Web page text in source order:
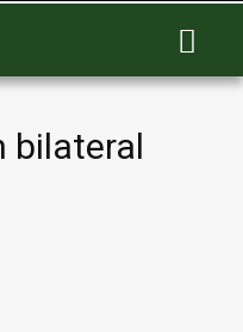
bilateral